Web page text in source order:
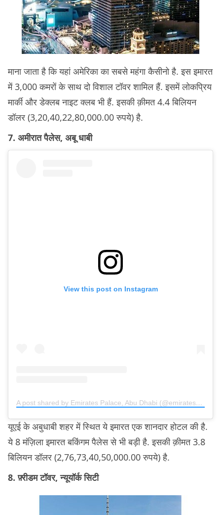
माना जाता है कि यहां अमेरिका का सबसे महंगा कैसीनो है. इस इमारत
में 3,000 कमरों के साथ दो विशाल टॉवर शामिल हैं. इसमें लोकप्रिय
मार्की और डेक्लब नाइट क्लब भी हैं. इसकी क़ीमत 4.4 बिलियन
डॉलर (3,20,40,22,80,000.00 रुपये) है.
7. अमीरात पैलेस, अबू धाबी
View this post on Instagram
A post shared by Emirates Palace, Abu Dhabi (@emiratespalace)
यूएई के अबुधाबी शहर में स्थित ये इमारत एक शानदार होटल की है.
ये 8 मंज़िला इमारत बकिंगम पैलेस से भी बड़ी है. इसकी क़ीमत 3.8
बिलियन डॉलर (2,76,73,40,50,000.00 रुपये) है.
8. फ़्रीडम टॉवर, न्यूयॉर्क सिटी